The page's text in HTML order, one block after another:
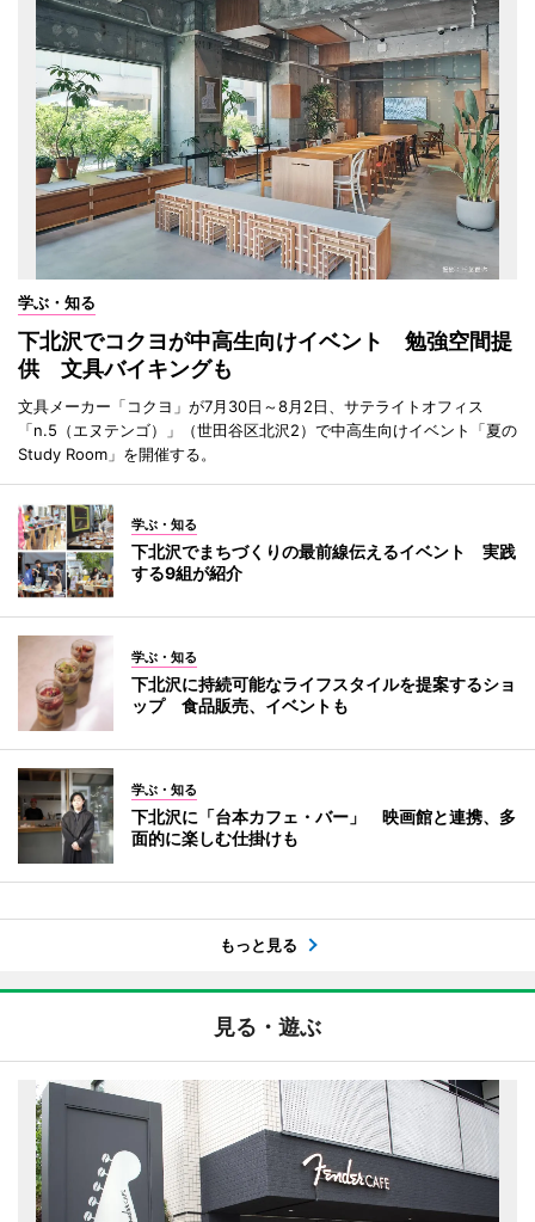
学ぶ・知る
下北沢でコクヨが中高生向けイベント 勉強空間提
供 文具バイキングも
文具メーカー「コクヨ」が7月30日～8月2日、サテライトオフィス
「n.5（エヌテンゴ）」（世田谷区北沢2）で中高生向けイベント「夏の
Study Room」を開催する。
学ぶ・知る
下北沢でまちづくりの最前線伝えるイベント 実践
する9組が紹介
学ぶ・知る
下北沢に持続可能なライフスタイルを提案するショ
ップ 食品販売、イベントも
学ぶ・知る
下北沢に「台本カフェ・バー」 映画館と連携、多
面的に楽しむ仕掛けも
もっと見る
見る・遊ぶ